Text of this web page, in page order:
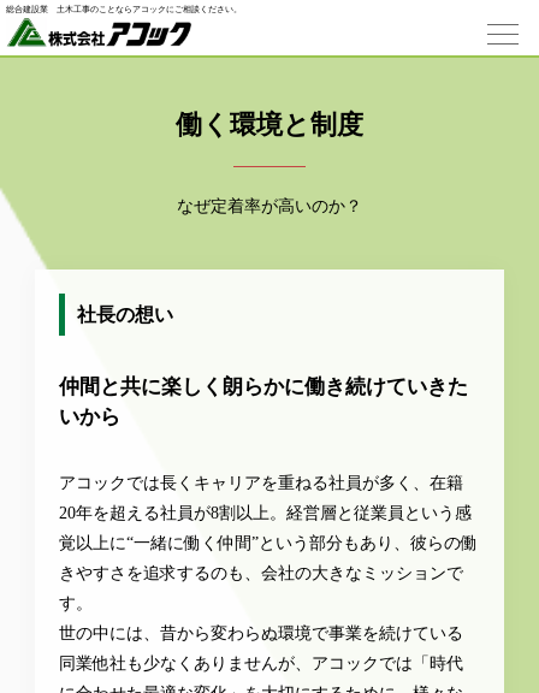
総合建設業 ⼟⽊⼯事のことならアコックにご相談ください。
働く環境と制度
なぜ定着率が高いのか？
社長の想い
仲間と共に楽しく朗らかに働き続けていきた
いから
アコックでは長くキャリアを重ねる社員が多く、在籍
20年を超える社員が8割以上。経営層と従業員という感
覚以上に“一緒に働く仲間”という部分もあり、彼らの働
きやすさを追求するのも、会社の大きなミッションで
す。
世の中には、昔から変わらぬ環境で事業を続けている
同業他社も少なくありませんが、アコックでは「時代